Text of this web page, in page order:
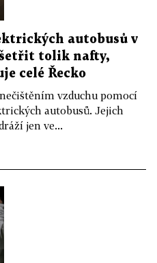
autobusů v
tolik nafty,
celé Řecko
vzduchu pomocí
autobusů. Jejich
jen ve...